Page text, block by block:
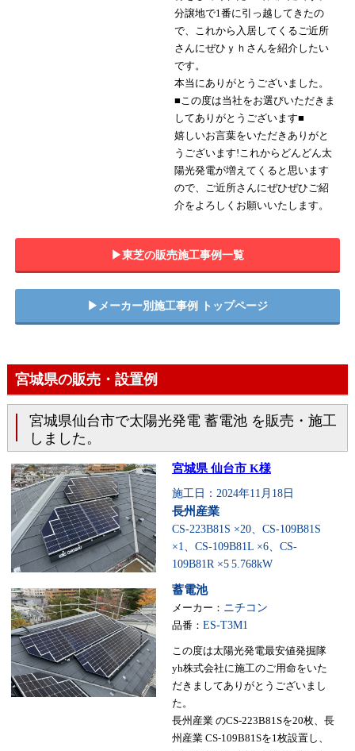
分譲地で1番に引っ越してきたの
で、これから入居してくるご近所
さんにぜひｙｈさんを紹介したい
です。
本当にありがとうございました。
■この度は当社をお選びいただきま
してありがとうございます■
嬉しいお言葉をいただきありがと
うございます!これからどんどん太
陽光発電が増えてくると思います
ので、ご近所さんにぜひぜひご紹
介をよろしくお願いいたします。
▶︎東芝の販売施工事例一覧
▶︎メーカー別施工事例 トップページ
宮城県の販売・設置例
宮城県仙台市で太陽光発電 蓄電池 を販売・施工
しました。
宮城県 仙台市 K様
施工日：2024年11月18日
長州産業
CS-223B81S ×20、CS-109B81S
×1、CS-109B81L ×6、CS-
109B81R ×5 5.768kW
蓄電池
メーカー： ニチコン
品番： ES-T3M1
この度は太陽光発電最安値発掘隊
yh株式会社に施工のご用命をいた
だきましてありがとうございまし
た。
長州産業 のCS-223B81Sを20枚、長
州産業 CS-109B81Sを1枚設置し、